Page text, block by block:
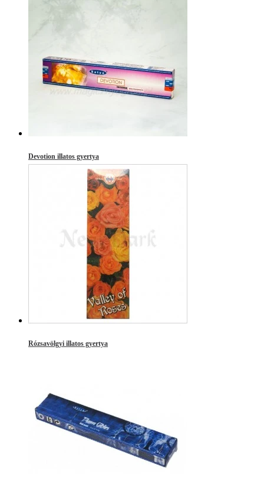
Devotion illatos gyertya
Rózsavölgyi illatos gyertya